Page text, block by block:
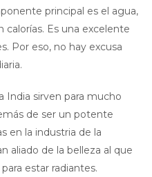
principal es el agua,
calorías. Es una excelente
Por eso, no hay excusa
India sirven para mucho
de ser un potente
en la industria de la
aliado de la belleza al que
estar radiantes.